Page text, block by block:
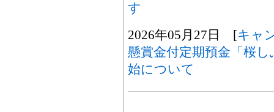
す
2026年05月27日 [キャ
懸賞金付定期預金「桜
始について